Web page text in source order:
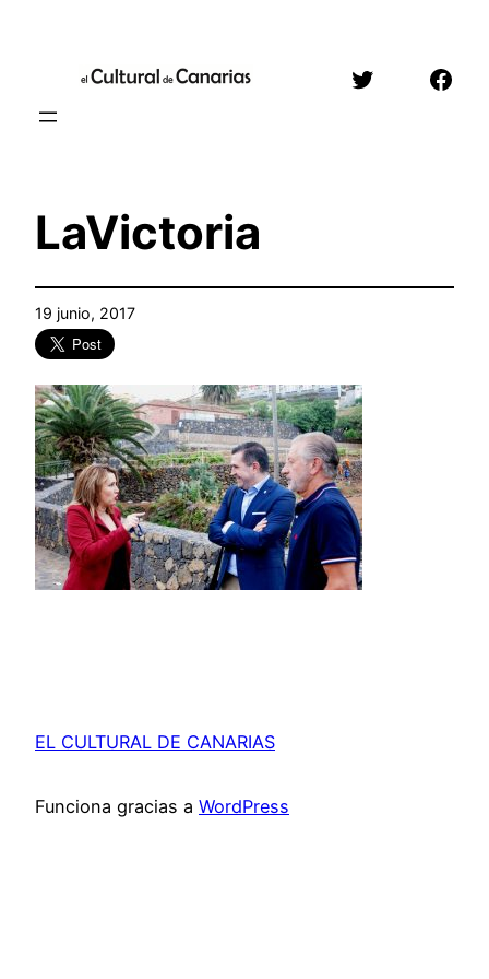
contenido
Twitter
LaVictoria
19 junio, 2017
EL CULTURAL DE CANARIAS
Funciona gracias a WordPress